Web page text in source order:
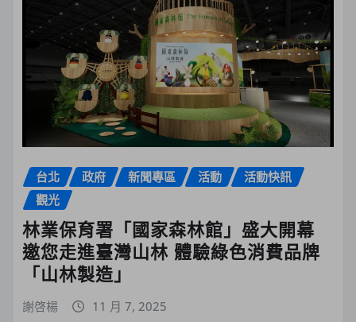
台北 政府 新聞專區 活動
活動快訊
觀光
林業保育署「國家森林館」盛大開幕
邀您走進臺灣山林 體驗綠色消費品牌
「山林製造」
謝啓楊 11 月 7, 2025